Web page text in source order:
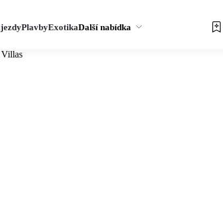
PlavbyExotikaDalší nabídka
Villas